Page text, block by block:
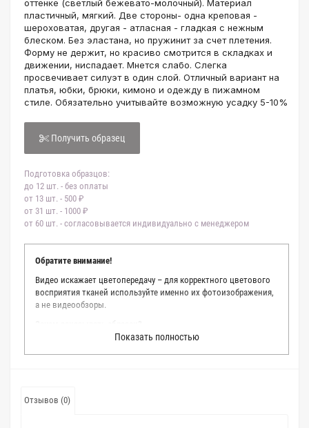
оттенке (светлый бежевато-молочный). Материал
пластичный, мягкий. Две стороны- одна креповая -
шероховатая, другая - атласная - гладкая с нежным
блеском. Без эластана, но пружинит за счет плетения.
Форму не держит, но красиво смотрится в складках и
движении, ниспадает. Мнется слабо. Слегка
просвечивает силуэт в один слой. Отличный вариант на
платья, юбки, брюки, кимоно и одежду в пижамном
стиле. Обязательно учитывайте возможную усадку 5-10%
Получить образец
Подготовка образцов:
до 12 шт. - без оплаты
от 13 шт. - 500 ₽
от 31 шт. - 1000 ₽
от 60 шт. - согласовывается индивидуально с менеджером
Обратите внимание!
Видео искажает цветопередачу – для корректного цветового
восприятия тканей используйте именно их фотоизображения,
а не видеообзоры.
Мы делаем все возможное, чтобы точно описать цвет каждой
ткани из нашего каталога. Мы осматриваем и фотографируем
точное соответствие цветов из-за одного простого факта:
Показать полностью
Отзывов (0)